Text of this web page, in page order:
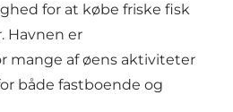
for at købe friske fisk
Havnen er
mange af øens aktiviteter
både fastboende og